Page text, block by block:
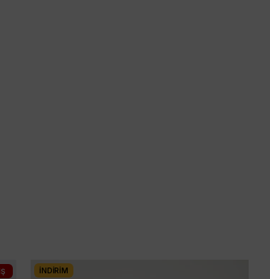
İNDIRIM